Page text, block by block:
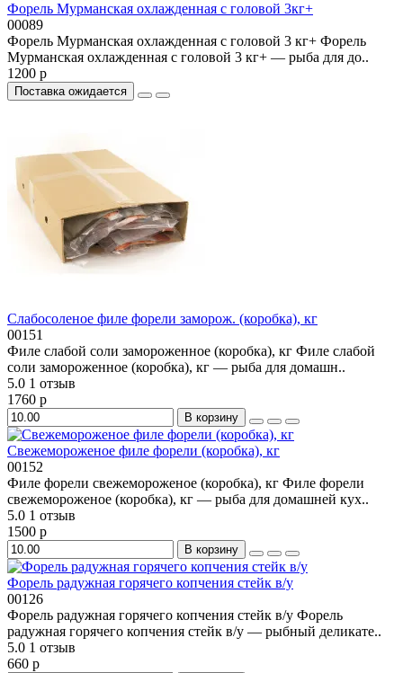
Форель Мурманская охлажденная с головой 3кг+
00089
Форель Мурманская охлажденная с головой 3 кг+ Форель
Мурманская охлажденная с головой 3 кг+ — рыба для до..
1200 р
Поставка ожидается
Слабосоленое филе форели заморож. (коробка), кг
00151
Филе слабой соли замороженное (коробка), кг Филе слабой
соли замороженное (коробка), кг — рыба для домашн..
5.0 1 отзыв
1760 р
В корзину
Свежемороженое филе форели (коробка), кг
00152
Филе форели свежемороженое (коробка), кг Филе форели
свежемороженое (коробка), кг — рыба для домашней кух..
5.0 1 отзыв
1500 р
В корзину
Форель радужная горячего копчения стейк в/у
00126
Форель радужная горячего копчения стейк в/у Форель
радужная горячего копчения стейк в/у — рыбный деликате..
5.0 1 отзыв
660 р